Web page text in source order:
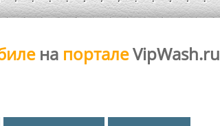
на порталеVipWash.ru